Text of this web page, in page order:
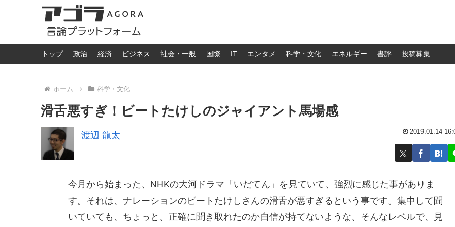
トップ 政治 経済 ビジネス 社会・一般 国際 IT エンタメ 科学・文化 エネルギー 書評 投稿募集
ホーム 科学・文化
滑舌悪すぎ！ビートたけしのジャイアント馬場感
渡辺 龍太 2019.01.14
今月から始まった、NHKの大河ドラマ「いだてん」を見ていて、強烈に感じた事がありま
す。それは、ナレーションのビートたけしさんの滑舌が悪すぎるという事です。集中して聞
いていても、ちょっと、正確に聞き取れたのか自信が持てないような、そんなレベルで、見